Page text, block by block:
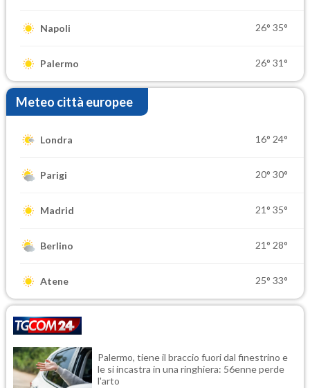
Napoli 26° 35°
Palermo 26° 31°
Meteo città europee
Londra 16° 24°
Parigi 20° 30°
Madrid 21° 35°
Berlino 21° 28°
Atene 25° 33°
Palermo, tiene il braccio fuori dal finestrino e
le si incastra in una ringhiera: 56enne perde
l'arto